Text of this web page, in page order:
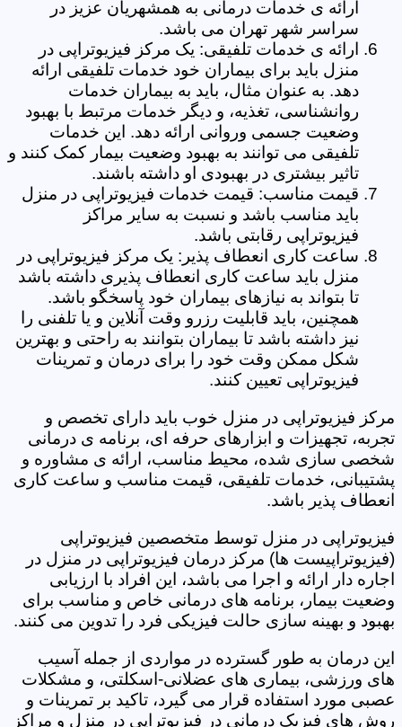
ارائه ی خدمات درمانی به همشهریان عزیز در
سراسر شهر تهران می باشد.
ارائه ی خدمات تلفیقی: یک مرکز فیزیوتراپی در
منزل باید برای بیماران خود خدمات تلفیقی ارائه
دهد. به عنوان مثال، باید به بیماران خدمات
روانشناسی، تغذیه، و دیگر خدمات مرتبط با بهبود
وضعیت جسمی وروانی ارائه دهد. این خدمات
تلفیقی می توانند به بهبود وضعیت بیمار کمک کنند و
تاثیر بیشتری در بهبودی او داشته باشند.
قیمت مناسب: قیمت خدمات فیزیوتراپی در منزل
باید مناسب باشد و نسبت به سایر مراکز
فیزیوتراپی رقابتی باشد.
ساعت کاری انعطاف پذیر: یک مرکز فیزیوتراپی در
منزل باید ساعت کاری انعطاف پذیری داشته باشد
تا بتواند به نیازهای بیماران خود پاسخگو باشد.
همچنین، باید قابلیت رزرو وقت آنلاین و یا تلفنی را
نیز داشته باشد تا بیماران بتوانند به راحتی و بهترین
شکل ممکن وقت خود را برای درمان و تمرینات
فیزیوتراپی تعیین کنند.
مرکز فیزیوتراپی در منزل خوب باید دارای تخصص و
تجربه، تجهیزات و ابزارهای حرفه ای، برنامه ی درمانی
شخصی سازی شده، محیط مناسب، ارائه ی مشاوره و
پشتیبانی، خدمات تلفیقی، قیمت مناسب و ساعت کاری
انعطاف پذیر باشد.
فیزیوتراپی در منزل توسط متخصصین فیزیوتراپی
(فیزیوتراپیست ها) مرکز درمان فیزیوتراپی در منزل در
اجاره دار ارائه و اجرا می باشد، این افراد با ارزیابی
وضعیت بیمار، برنامه های درمانی خاص و مناسب برای
بهبود و بهینه سازی حالت فیزیکی فرد را تدوین می کنند.
این درمان به طور گسترده در مواردی از جمله آسیب
های ورزشی، بیماری های عضلانی-اسکلتی، و مشکلات
عصبی مورد استفاده قرار می گیرد، تاکید بر تمرینات و
روش های فیزیک درمانی در فیزیوتراپی در منزل و مراکز